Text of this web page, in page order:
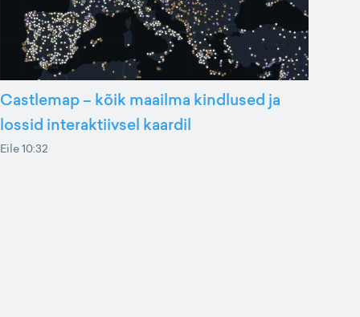
Castlemap – kõik maailma kindlused ja
lossid interaktiivsel kaardil
Eile 10:32